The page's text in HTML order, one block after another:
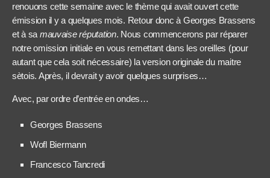
renouons cette semaine avec le thème qui avait ouvert cette
émission il y a quelques mois. Retour donc à Georges Brassens
et à sa mauvaise réputation. Nous commencerons par réparer
notre omission initiale en vous remettant dans les oreilles (pour
autant que cela soit nécessaire) la version originale du maitre
sètois. Après, il devrait y avoir quelques surprises…
Avec, par ordre d’entrée en ondes…
Georges Brassens
Wofl Biermann
Francesco Tancredi